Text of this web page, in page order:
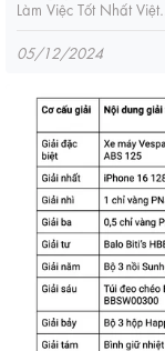
Làm Việc Tốt Nhất Việt...
05/12/2024